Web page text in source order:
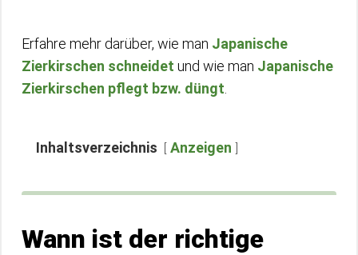
Erfahre mehr darüber, wie man Japanische
Zierkirschen schneidet und wie man Japanische
Zierkirschen pflegt bzw. düngt
Inhaltsverzeichnis Anzeigen
Wann ist der richtige